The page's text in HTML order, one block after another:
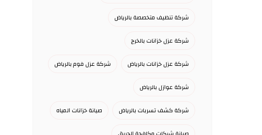
شركة تنظيف متخصصة بالرياض
شركة عزل خزانات بالخرج
شركة عزل خزانات بالرياض شركة عزل فوم بالرياض
شركة عوازل بالرياض
شركة كشف تسربات بالرياض صيانة خزانات المياه